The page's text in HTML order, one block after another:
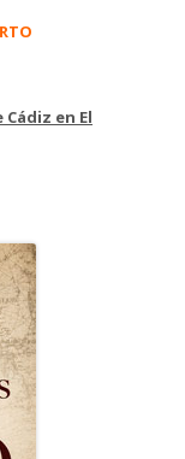
en El